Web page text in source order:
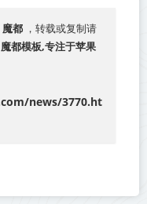
魔都 ，转载或复制请
魔都模板,专注于苹果
news/3770.ht